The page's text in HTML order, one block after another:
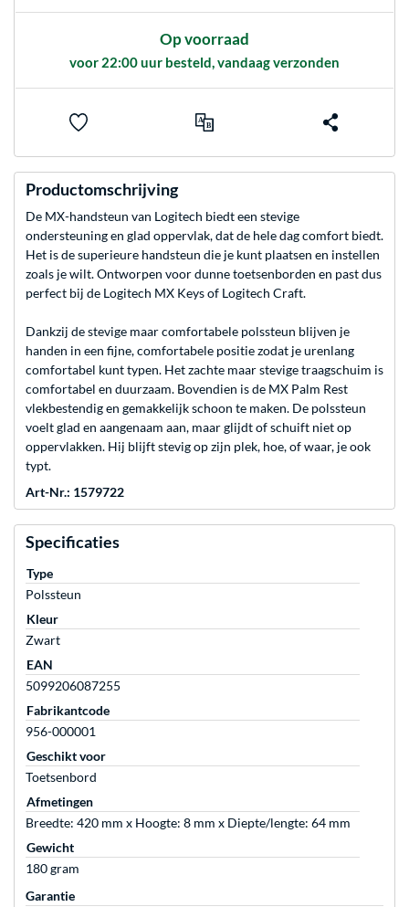
Op voorraad
voor 22:00 uur besteld, vandaag verzonden
Productomschrijving
De MX-handsteun van Logitech biedt een stevige
ondersteuning en glad oppervlak, dat de hele dag comfort biedt.
Het is de superieure handsteun die je kunt plaatsen en instellen
zoals je wilt. Ontworpen voor dunne toetsenborden en past dus
perfect bij de Logitech MX Keys of Logitech Craft.
Dankzij de stevige maar comfortabele polssteun blijven je
handen in een fijne, comfortabele positie zodat je urenlang
comfortabel kunt typen. Het zachte maar stevige traagschuim is
comfortabel en duurzaam. Bovendien is de MX Palm Rest
vlekbestendig en gemakkelijk schoon te maken. De polssteun
voelt glad en aangenaam aan, maar glijdt of schuift niet op
oppervlakken. Hij blijft stevig op zijn plek, hoe, of waar, je ook
typt.
Art-Nr.: 1579722
Specificaties
Type
Polssteun
Kleur
Zwart
EAN
5099206087255
Fabrikantcode
956-000001
Geschikt voor
Toetsenbord
Afmetingen
Breedte: 420 mm x Hoogte: 8 mm x Diepte/lengte: 64 mm
Gewicht
180 gram
Garantie